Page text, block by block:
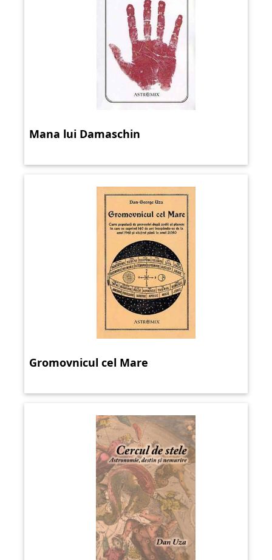
Mana lui Damaschin
Gromovnicul cel Mare